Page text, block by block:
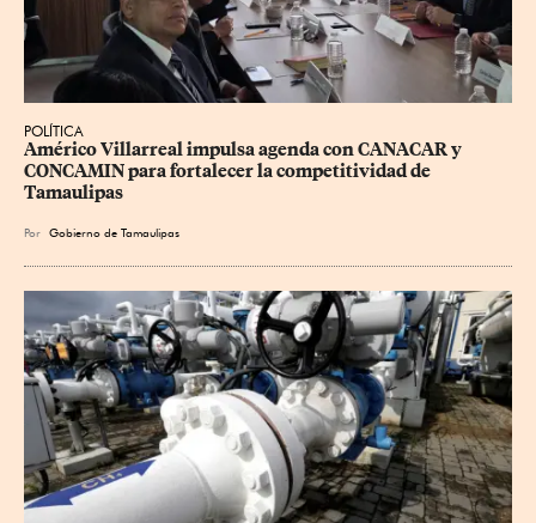
POLÍTICA
Américo Villarreal impulsa agenda con CANACAR y
CONCAMIN para fortalecer la competitividad de
Tamaulipas
Por Gobierno de Tamaulipas